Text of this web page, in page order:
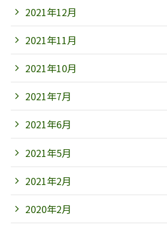
2021年12月
2021年11月
2021年10月
2021年7月
2021年6月
2021年5月
2021年2月
2020年2月